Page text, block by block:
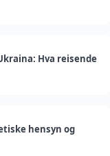
Hva reisende
hensyn og